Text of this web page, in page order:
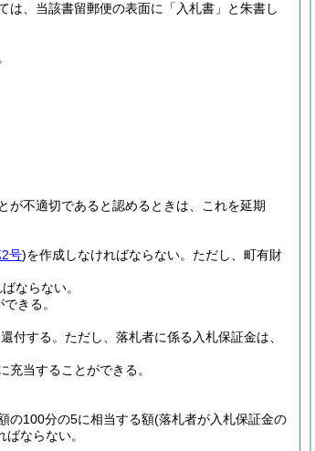
は、当該書留郵便の表面に「入札書」と朱書し
が不適切であると認めるときは、これを延期
号)を作成しなければならない。 ただし、町有財
ならない。
きる。
付する。 ただし、落札者に係る入札保証金は、
当することができる。
の100分の5に相当する額(落札者が入札保証金の
ならない。